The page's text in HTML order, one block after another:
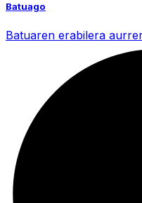
Batuago
Batuaren erabilera